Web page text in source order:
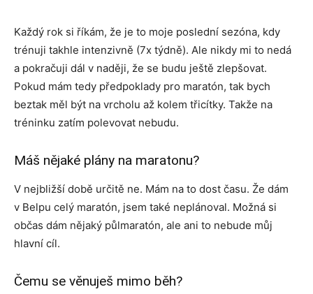
Každý rok si říkám, že je to moje poslední sezóna, kdy
trénuji takhle intenzivně (7x týdně). Ale nikdy mi to nedá
a pokračuji dál v naději, že se budu ještě zlepšovat.
Pokud mám tedy předpoklady pro maratón, tak bych
beztak měl být na vrcholu až kolem třicítky. Takže na
tréninku zatím polevovat nebudu.
Máš nějaké plány na maratonu?
V nejbližší době určitě ne. Mám na to dost času. Že dám
v Belpu celý maratón, jsem také neplánoval. Možná si
občas dám nějaký půlmaratón, ale ani to nebude můj
hlavní cíl.
Čemu se věnuješ mimo běh?